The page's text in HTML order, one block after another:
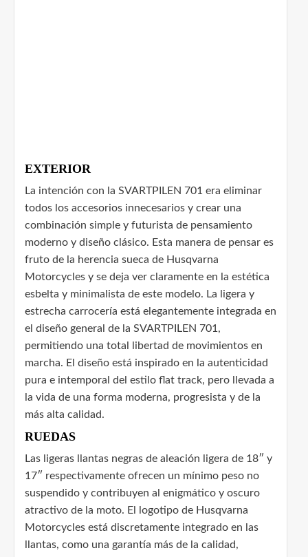
EXTERIOR
La intención con la SVARTPILEN 701 era eliminar
todos los accesorios innecesarios y crear una
combinación simple y futurista de pensamiento
moderno y diseño clásico. Esta manera de pensar es
fruto de la herencia sueca de Husqvarna
Motorcycles y se deja ver claramente en la estética
esbelta y minimalista de este modelo. La ligera y
estrecha carrocería está elegantemente integrada en
el diseño general de la SVARTPILEN 701,
permitiendo una total libertad de movimientos en
marcha. El diseño está inspirado en la autenticidad
pura e intemporal del estilo flat track, pero llevada a
la vida de una forma moderna, progresista y de la
más alta calidad.
RUEDAS
Las ligeras llantas negras de aleación ligera de 18″ y
17″ respectivamente ofrecen un mínimo peso no
suspendido y contribuyen al enigmático y oscuro
atractivo de la moto. El logotipo de Husqvarna
Motorcycles está discretamente integrado en las
llantas, como una garantía más de la calidad,